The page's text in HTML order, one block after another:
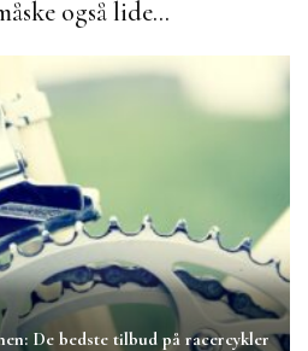
også lide...
De bedste tilbud på racercykler